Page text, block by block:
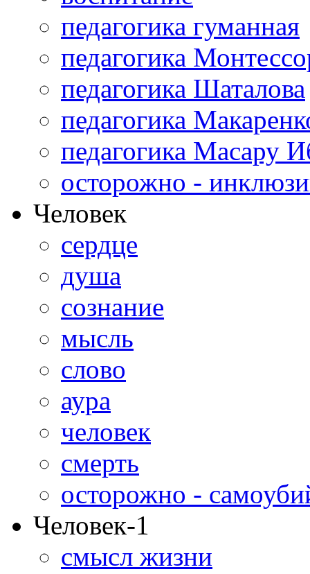
педагогика гуманная
педагогика
педагогика Шаталова
педагогика
педагогика Масару
осторожно -
Человек
сердце
душа
сознание
мысль
слово
аура
человек
смерть
осторожно -
Человек-1
смысл жизни